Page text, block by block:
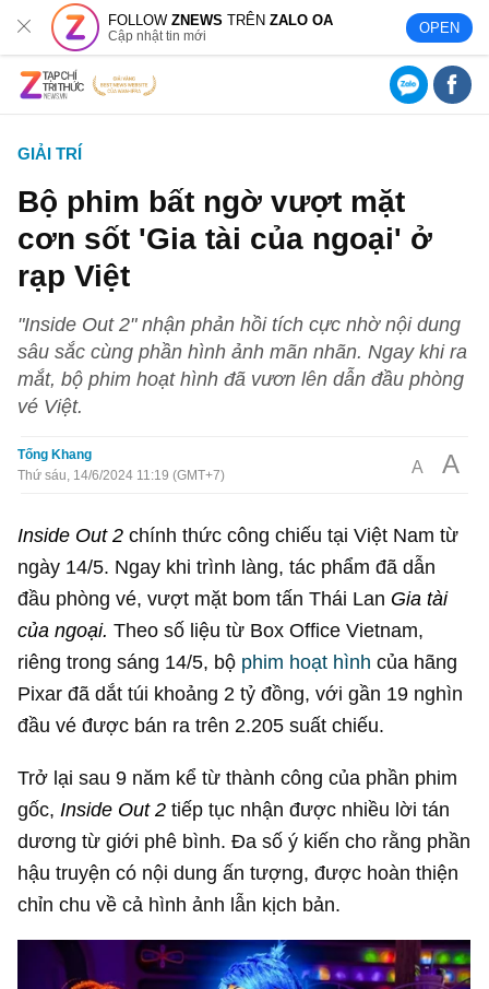
FOLLOWZNEWS TRÊNZALO OA
Cập nhật tin mới OPEN
GIẢI TRÍ
Bộ phim bất ngờ vượt mặt
cơn sốt 'Gia tài của ngoại' ở
rạp Việt
"Inside Out 2" nhận phản hồi tích cực nhờ nội dung
sâu sắc cùng phần hình ảnh mãn nhãn. Ngay khi ra
mắt, bộ phim hoạt hình đã vươn lên dẫn đầu phòng
vé Việt.
Tống Khang
Thứ sáu, 14/6/2024 11:19 (GMT+7)
A A
Inside Out 2chính thức công chiếu tại Việt Nam từ
ngày 14/5. Ngay khi trình làng, tác phẩm đã dẫn
đầu phòng vé, vượt mặt bom tấn Thái Lan Gia tài
của ngoại.Theo số liệu từ Box Office Vietnam,
riêng trong sáng 14/5, bộ phim hoạt hình của hãng
Pixar đã dắt túi khoảng 2 tỷ đồng, với gần 19 nghìn
đầu vé được bán ra trên 2.205 suất chiếu.
Trở lại sau 9 năm kể từ thành công của phần phim
gốc, Inside Out 2tiếp tục nhận được nhiều lời tán
dương từ giới phê bình. Đa số ý kiến cho rằng phần
hậu truyện có nội dung ấn tượng, được hoàn thiện
chỉn chu về cả hình ảnh lẫn kịch bản.